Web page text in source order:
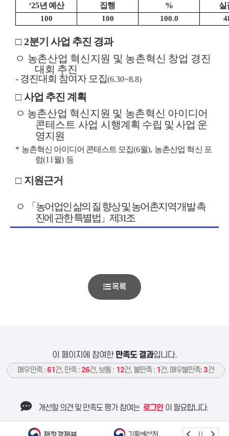
‘25년 예산 집행 % 실
100 100 100.0
□ 2분기 사업 추진 경과
ㅇ 농촌산업 혁신지원 및 농촌혁신 창업 경진
대회 추진
- 경진대회 참여자 모집(6.30~8.8)
□ 사업 추진 계획
ㅇ 농촌산업 혁신지원 및 농촌혁신 아이디어
콘테스트 사업 시행계획 수립 및 사업 운
영지원
* 농촌혁신 아이디어 콘테스트 모집(6월), 농촌산업 혁신 포
럼(11 월) 등
□ 지원근거
ㅇ 「 농어업인 삶의 질 향상 및 농어촌지역 개발 촉
진에 관한 특별법 」 제 31조
목록
이 페이지에 참여한 만족도 결과입니다.
매우만족 :61 건, 만족 :26건, 보통 : 12건, 불만족 : 1 건, 매우불만족:3건
개선할 의견 및 만족도 평가 참여는 로그인 이 필요합니다.